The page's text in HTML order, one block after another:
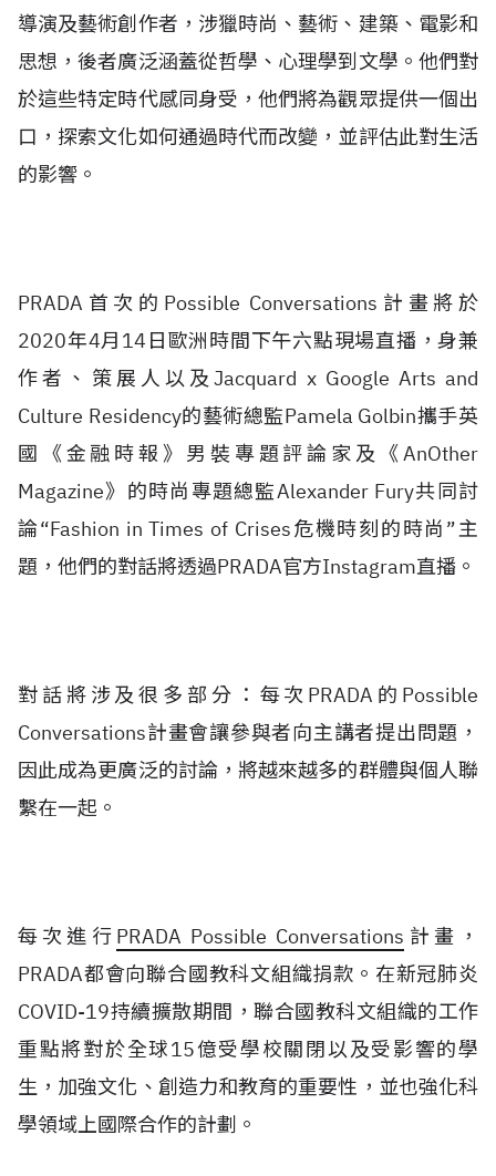
導演及藝術創作者，涉獵時尚、藝術、建築、電影和
思想，後者廣泛涵蓋從哲學、心理學到文學。他們對
於這些特定時代感同身受，他們將為觀眾提供一個出
口，探索文化如何通過時代而改變，並評估此對生活
的影響。
PRADA首次的Possible Conversations計畫將於
2020年4月14日歐洲時間下午六點現場直播，身兼
作者、策展人以及Jacquard x Google Arts and
Culture Residency的藝術總監Pamela Golbin攜手英
國《金融時報》男裝專題評論家及《AnOther
Magazine》的時尚專題總監Alexander Fury共同討
論“Fashion in Times of Crises危機時刻的時尚”主
題，他們的對話將透過PRADA官方Instagram直播。
對話將涉及很多部分：每次PRADA的Possible
Conversations計畫會讓參與者向主講者提出問題，
因此成為更廣泛的討論，將越來越多的群體與個人聯
繫在一起。
每次進行 PRADA Possible Conversations 計畫，
PRADA都會向聯合國教科文組織捐款。在新冠肺炎
COVID-19持續擴散期間，聯合國教科文組織的工作
重點將對於全球15億受學校關閉以及受影響的學
生，加強文化、創造力和教育的重要性，並也強化科
學領域上國際合作的計劃。